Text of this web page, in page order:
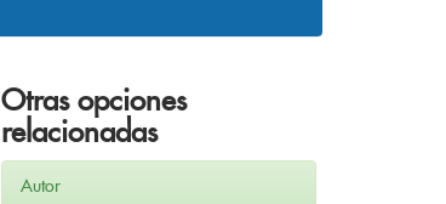
Otras opciones
relacionadas
Autor